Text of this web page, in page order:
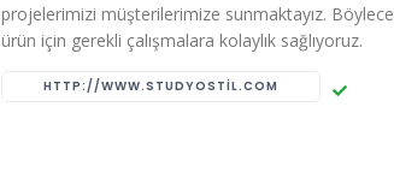
projelerimizi müşterilerimize sunmaktayız.
ürün için gerekli çalışmalara kolaylık sağlıyoruz.
HTTP://WWW.STUDYOSTIL.COM